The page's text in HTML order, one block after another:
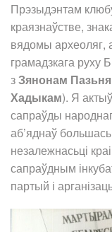
Прэзыдэнтам
краязнаўстве,
вядомы археоляг,
грамадзкага
зЗянонам
Хадыкам). Я
сапраўды
аб’яднаў
незалежнасьці
сапраўдным
партый і